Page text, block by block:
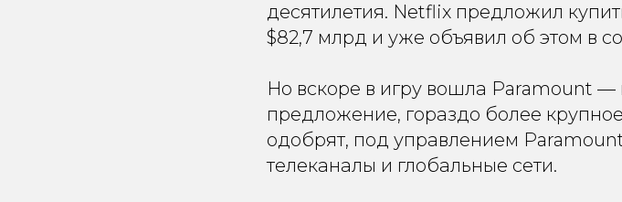
десятилетия. Netflix предложил
$82,7 млрд и уже объявил об этом в
Но вскоре в игру вошла Paramount —
предложение, гораздо более
одобрят, под управлением
телеканалы и глобальные сети.